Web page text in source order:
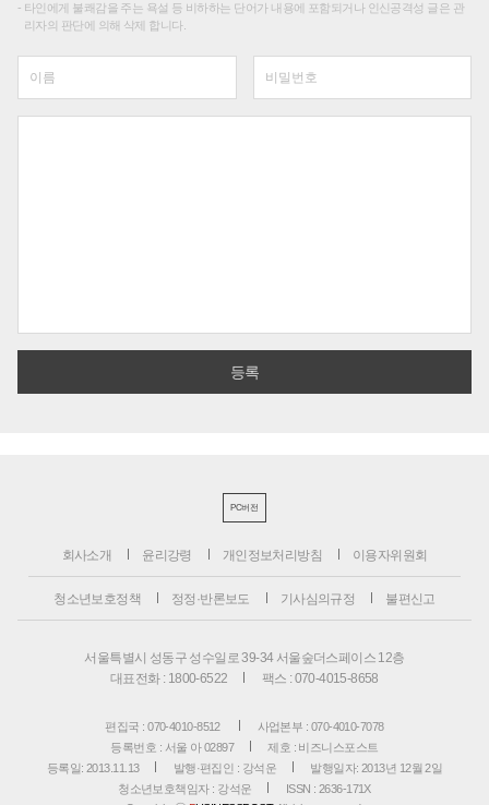
타인에게 불쾌감을 주는 욕설 등 비하하는 단어가 내용에 포함되거나 인신공격성 글은 관
리자의 판단에 의해 삭제 합니다.
PC버전
회사소개 윤리강령 개인정보처리방침 이용자위원회
청소년보호정책 정정·반론보도 기사심의규정 불편신고
서울특별시 성동구 성수일로 39-34 서울숲더스페이스 12층
대표전화 : 1800-6522
팩스 : 070-4015-8658
편집국 : 070-4010-8512
사업본부 : 070-4010-7078
등록번호 : 서울 아 02897
제호 : 비즈니스포스트
등록일: 2013.11.13
발행·편집인 : 강석운
발행일자: 2013년 12월 2일
청소년보호책임자 : 강석운
ISSN : 2636-171X